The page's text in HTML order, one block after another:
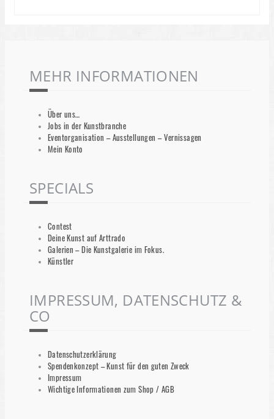
MEHR INFORMATIONEN
Über uns…
Jobs in der Kunstbranche
Eventorganisation – Ausstellungen – Vernissagen
Mein Konto
SPECIALS
Contest
Deine Kunst auf Arttrado
Galerien – Die Kunstgalerie im Fokus.
Künstler
IMPRESSUM, DATENSCHUTZ &
CO
Datenschutzerklärung
Spendenkonzept – Kunst für den guten Zweck
Impressum
Wichtige Informationen zum Shop / AGB